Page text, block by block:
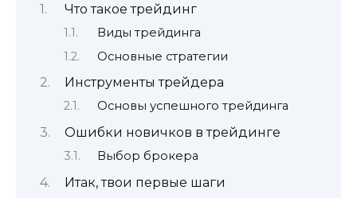
Что такое трейдинг
Виды трейдинга
Основные стратегии
Инструменты трейдера
Основы успешного трейдинга
Ошибки новичков в трейдинге
Выбор брокера
Итак, твои первые шаги